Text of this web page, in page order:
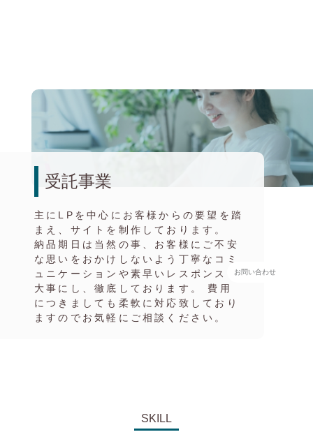
受託事業
主にLPを中心にお客様からの要望を踏
まえ、サイトを制作しております。
納品期日は当然の事、お客様にご不安
な思いをおかけしないよう丁寧なコミ
ュニケーションや素早いレスポンスを
大事にし、徹底しております。 費用
につきましても柔軟に対応致しており
ますのでお気軽にご相談ください。
SKILL
お問い合わせ